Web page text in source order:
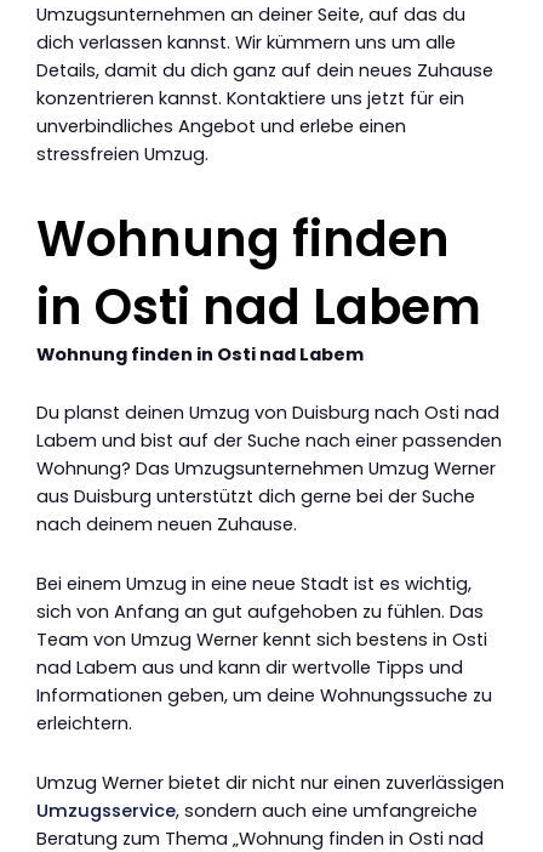
Umzugsunternehmen an deiner Seite, auf das du
dich verlassen kannst. Wir kümmern uns um alle
Details, damit du dich ganz auf dein neues Zuhause
konzentrieren kannst. Kontaktiere uns jetzt für ein
unverbindliches Angebot und erlebe einen
stressfreien Umzug.
Wohnung finden
in Osti nad Labem
Wohnung finden in Osti nad Labem
Du planst deinen Umzug von Duisburg nach Osti nad
Labem und bist auf der Suche nach einer passenden
Wohnung? Das Umzugsunternehmen Umzug Werner
aus Duisburg unterstützt dich gerne bei der Suche
nach deinem neuen Zuhause.
Bei einem Umzug in eine neue Stadt ist es wichtig,
sich von Anfang an gut aufgehoben zu fühlen. Das
Team von Umzug Werner kennt sich bestens in Osti
nad Labem aus und kann dir wertvolle Tipps und
Informationen geben, um deine Wohnungssuche zu
erleichtern.
Umzug Werner bietet dir nicht nur einen zuverlässigen
Umzugsservice, sondern auch eine umfangreiche
Beratung zum Thema „Wohnung finden in Osti nad